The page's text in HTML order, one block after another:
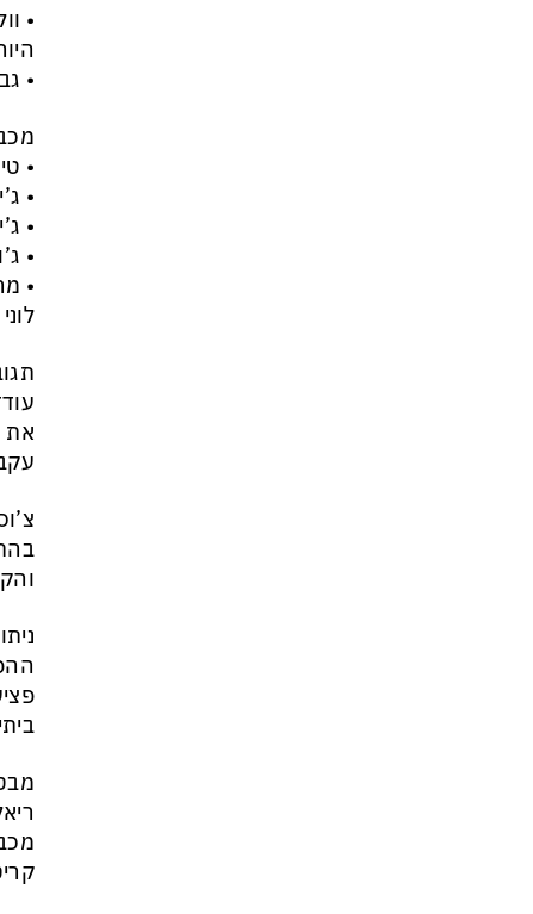
•
• טי ג’יי
•
• ג’יי
•
•
את